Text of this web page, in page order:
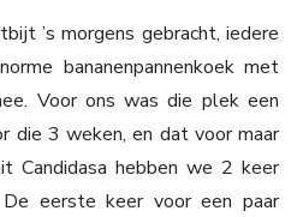
’s morgens gebracht, iedere
bananenpannenkoek met
Voor ons was die plek een
die 3 weken, en dat voor maar
Candidasa hebben we 2 keer
eerste keer voor een paar